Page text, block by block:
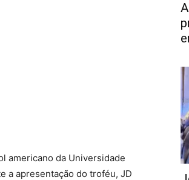
americano da Universidade
a apresentação do troféu, JD